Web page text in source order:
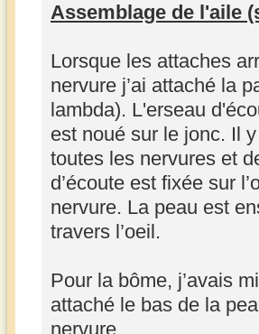
Assemblage de l'aile
Lorsque les attaches
nervure j’ai attaché la
lambda). L'erseau
est noué sur le jonc. Il
toutes les nervures et
d’écoute est fixée sur
nervure. La peau est
travers l’oeil.
Pour la bôme, j’avais
attaché le bas de la
nervure.